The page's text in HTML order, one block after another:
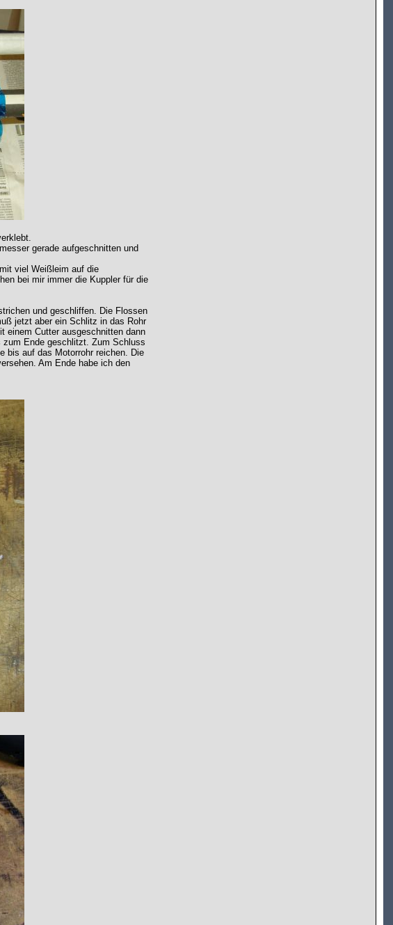
gerade aufgeschnitten und
viel Weißleim auf die
bei mir immer die Kuppler für die
und geschliffen. Die Flossen
jetzt aber ein Schlitz in das Rohr
einem Cutter ausgeschnitten dann
Ende geschlitzt. Zum Schluss
bis auf das Motorrohr reichen. Die
Am Ende habe ich den